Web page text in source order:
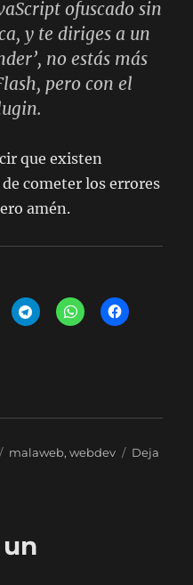
ofuscado sin
y te diriges a un
no estás más
pero con el
que existen
cometer los errores
amén.
Etiquetas
malaweb,webdev
Deja